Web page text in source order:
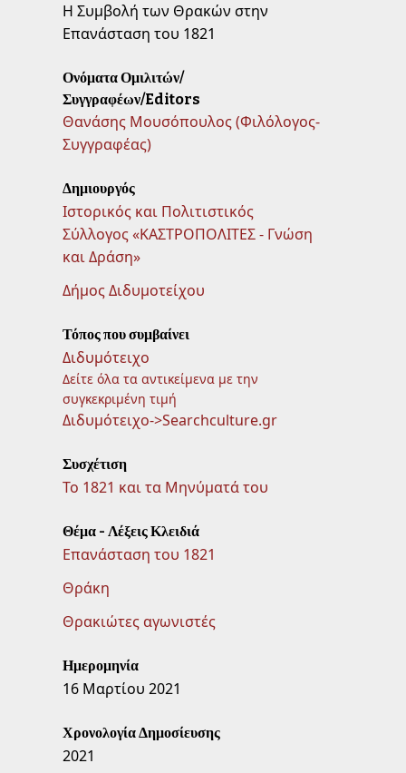
Η Συμβολή των Θρακών στην
Επανάσταση του 1821
Ονόματα Ομιλιτών/
Συγγραφέων/Editors
Θανάσης Μουσόπουλος (Φιλόλογος-
Συγγραφέας)
Δημιουργός
Ιστορικός και Πολιτιστικός
Σύλλογος «ΚΑΣΤΡΟΠΟΛΙΤΕΣ - Γνώση
και Δράση»
Δήμος Διδυμοτείχου
Τόπος που συμβαίνει
Διδυμότειχο
Δείτε όλα τα αντικείμενα με την
συγκεκριμένη τιμή
Διδυμότειχο->Searchculture.gr
Συσχέτιση
Το 1821 και τα Μηνύματά του
Θέμα - Λέξεις Κλειδιά
Επανάσταση του 1821
Θράκη
Θρακιώτες αγωνιστές
Ημερομηνία
16 Μαρτίου 2021
Χρονολογία Δημοσίευσης
2021